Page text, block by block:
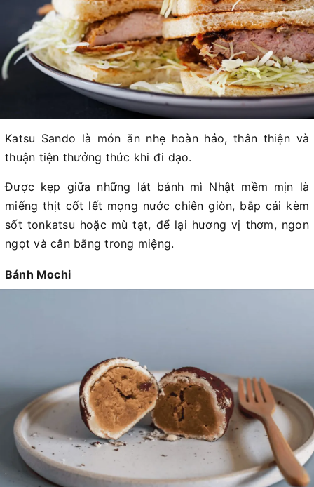
Katsu Sando là món ăn nhẹ hoàn hảo, thân thiện và
thuận tiện thưởng thức khi đi dạo.
Được kẹp giữa những lát bánh mì Nhật mềm mịn là
miếng thịt cốt lết mọng nước chiên giòn, bắp cải kèm
sốt tonkatsu hoặc mù tạt, để lại hương vị thơm, ngon
ngọt và cân bằng trong miệng.
Bánh Mochi